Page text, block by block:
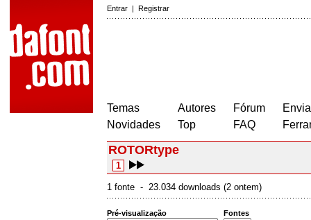
Entrar | Registrar
Temas
Novidades
Autores
Top
Fórum
FAQ
ROTORtype
1
1 fonte - 23.034 downloads (2 ontem)
Pré-visualização Fontes